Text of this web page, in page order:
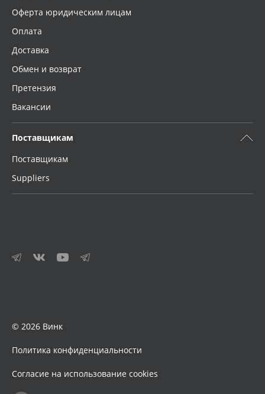
Оферта юридическим лицам
Оплата
Доставка
Обмен и возврат
Претензия
Вакансии
Поставщикам
Поставщикам
Suppliers
© 2026 Винк
Политика конфиденциальности
Согласие на использование cookies